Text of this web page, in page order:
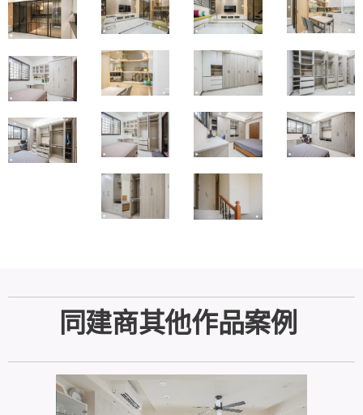
同建商其他作品案例